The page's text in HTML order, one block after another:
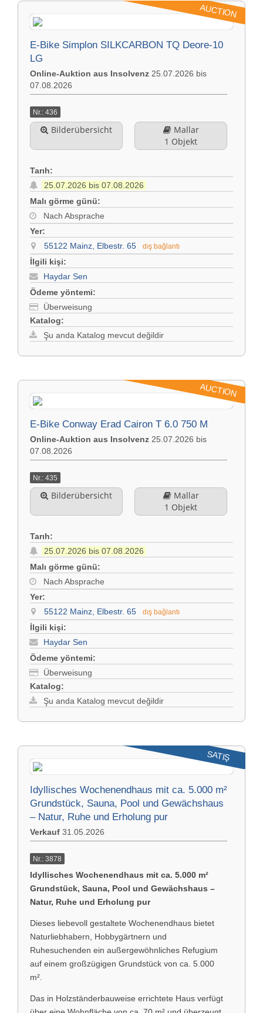
AUCTION
E-Bike Simplon SILKCARBON TQ Deore-10
LG
Online-Auktion aus Insolvenz 25.07.2026 bis
07.08.2026
Nr.: 436
Bilderübersicht
Mallar
1 Objekt
Tarıh:
25.07.2026 bis 07.08.2026
Malı görme günü:
Nach Absprache
Yer:
55122 Mainz, Elbestr. 65
dış bağlantı
İlgili kişi:
Haydar Sen
Ödeme yöntemi:
Überweisung
Katalog:
Şu anda Katalog mevcut değildir
AUCTION
E-Bike Conway Erad Cairon T 6.0 750 M
Online-Auktion aus Insolvenz 25.07.2026 bis
07.08.2026
Nr.: 435
Bilderübersicht
Mallar
1 Objekt
Tarıh:
25.07.2026 bis 07.08.2026
Malı görme günü:
Nach Absprache
Yer:
55122 Mainz, Elbestr. 65
dış bağlantı
İlgili kişi:
Haydar Sen
Ödeme yöntemi:
Überweisung
Katalog:
Şu anda Katalog mevcut değildir
SATIŞ
Idyllisches Wochenendhaus mit ca. 5.000 m²
Grundstück, Sauna, Pool und Gewächshaus
– Natur, Ruhe und Erholung pur
Verkauf 31.05.2026
Nr.: 3878
Idyllisches Wochenendhaus mit ca. 5.000 m²
Grundstück, Sauna, Pool und Gewächshaus –
Natur, Ruhe und Erholung pur
Dieses liebevoll gestaltete Wochenendhaus bietet
Naturliebhabern, Hobbygärtnern und
Ruhesuchenden ein außergewöhnliches Refugium
auf einem großzügigen Grundstück von ca. 5.000
m².
Das in Holzständerbauweise errichtete Haus verfügt